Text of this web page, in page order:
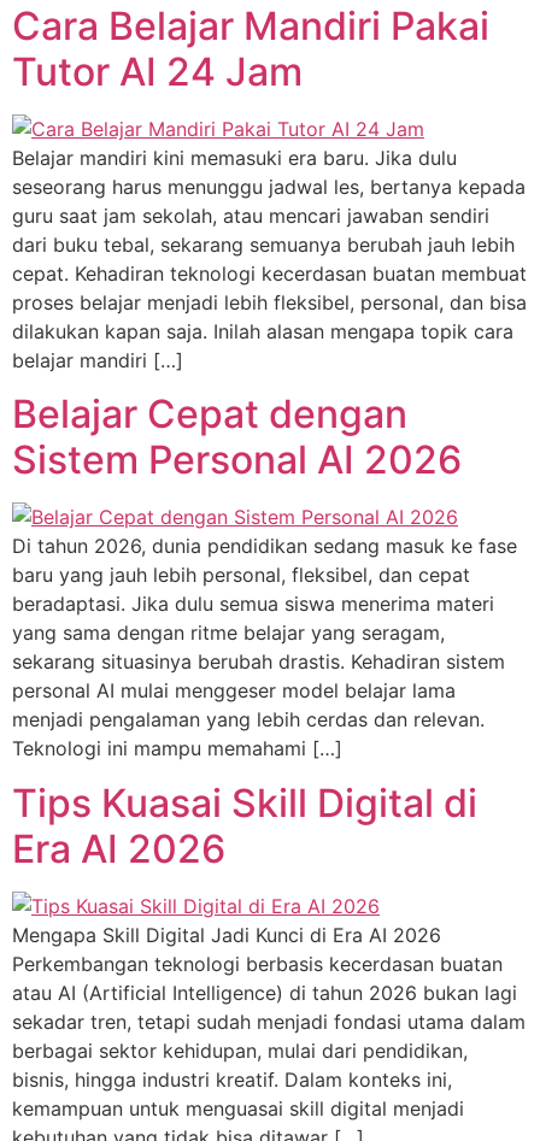
Cara Belajar Mandiri Pakai
Tutor AI 24 Jam
Belajar mandiri kini memasuki era baru. Jika dulu
seseorang harus menunggu jadwal les, bertanya kepada
guru saat jam sekolah, atau mencari jawaban sendiri
dari buku tebal, sekarang semuanya berubah jauh lebih
cepat. Kehadiran teknologi kecerdasan buatan membuat
proses belajar menjadi lebih fleksibel, personal, dan bisa
dilakukan kapan saja. Inilah alasan mengapa topik cara
belajar mandiri […]
Belajar Cepat dengan
Sistem Personal AI 2026
Di tahun 2026, dunia pendidikan sedang masuk ke fase
baru yang jauh lebih personal, fleksibel, dan cepat
beradaptasi. Jika dulu semua siswa menerima materi
yang sama dengan ritme belajar yang seragam,
sekarang situasinya berubah drastis. Kehadiran sistem
personal AI mulai menggeser model belajar lama
menjadi pengalaman yang lebih cerdas dan relevan.
Teknologi ini mampu memahami […]
Tips Kuasai Skill Digital di
Era AI 2026
Mengapa Skill Digital Jadi Kunci di Era AI 2026
Perkembangan teknologi berbasis kecerdasan buatan
atau AI (Artificial Intelligence) di tahun 2026 bukan lagi
sekadar tren, tetapi sudah menjadi fondasi utama dalam
berbagai sektor kehidupan, mulai dari pendidikan,
bisnis, hingga industri kreatif. Dalam konteks ini,
kemampuan untuk menguasai skill digital menjadi